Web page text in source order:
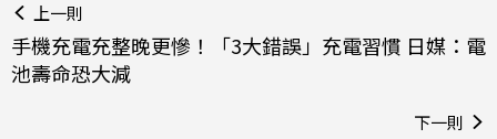
上一則
手機充電充整晚更慘！「3大錯誤」充電習慣 日媒：電
池壽命恐大減
下一則